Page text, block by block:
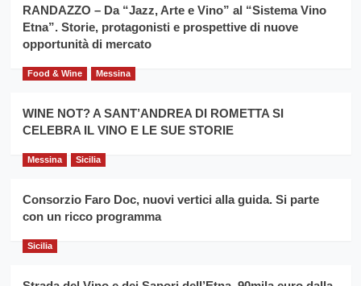
la
filiera
del
duro
siciliano
per
il
secondo
consecutivo
Caruso
RANDAZZO – Da “Jazz, Arte e Vino” al “Sistema Vino
Etna”. Storie, protagonisti e prospettive di nuove
opportunità di mercato
Food & Wine Messina
WINE NOT? A SANT’ANDREA DI ROMETTA SI
CELEBRA IL VINO E LE SUE STORIE
Messina Sicilia
Consorzio Faro Doc, nuovi vertici alla guida. Si parte
con un ricco programma
Sicilia